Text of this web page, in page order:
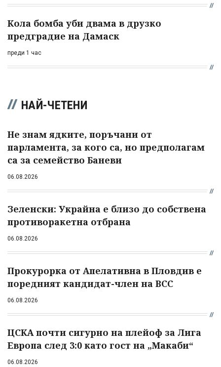
Кола бомба уби двама в друзко
предградие на Дамаск
преди 1 час
НАЙ-ЧЕТЕНИ
Не знам ядките, поръчани от
парламента, за кого са, но предполагам
са за семейство Баневи
06.08.2026
Зеленски: Украйна е близо до собствена
противоракетна отбрана
06.08.2026
Прокурорка от Апелативна в Пловдив е
поредният кандидат-член на ВСС
06.08.2026
ЦСКА почти сигурно на плейоф за Лига
Европа след 3:0 като гост на „Макаби“
06.08.2026